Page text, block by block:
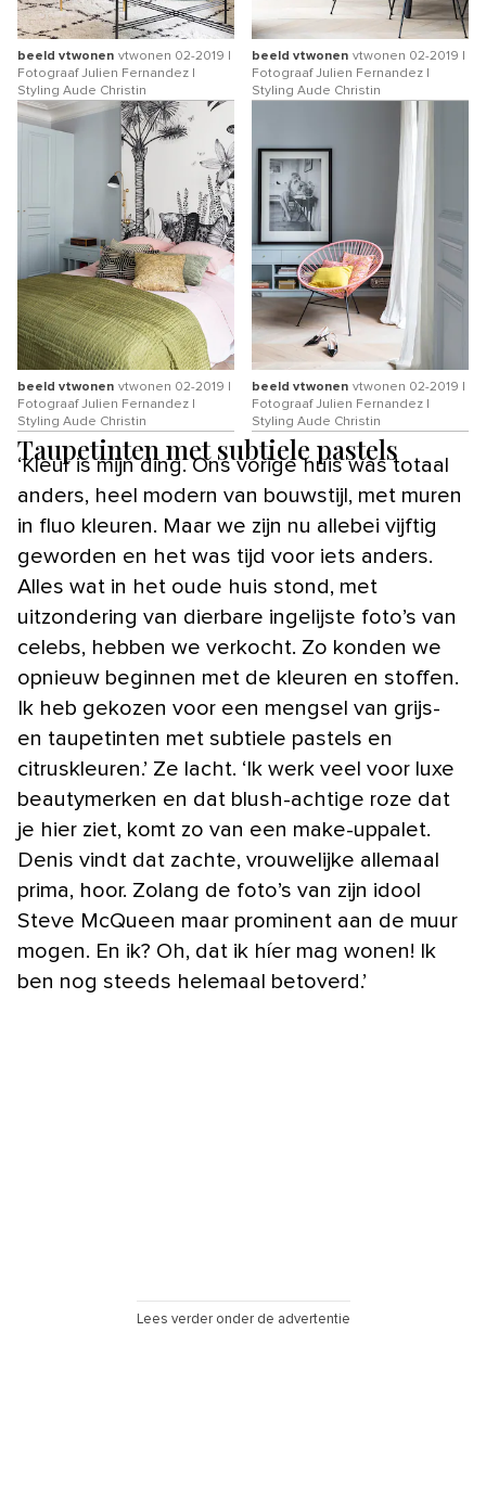
beeld vtwonen vtwonen 02-2019 |
Fotograaf Julien Fernandez |
Styling Aude Christin
beeld vtwonen vtwonen 02-2019 |
Fotograaf Julien Fernandez |
Styling Aude Christin
beeld vtwonen vtwonen 02-2019 |
Fotograaf Julien Fernandez |
Styling Aude Christin
beeld vtwonen vtwonen 02-2019 |
Fotograaf Julien Fernandez |
Styling Aude Christin
Taupetinten met subtiele pastels
‘Kleur is mijn ding. Ons vorige huis was totaal
anders, heel modern van bouwstijl, met muren
in fluo kleuren. Maar we zijn nu allebei vijftig
geworden en het was tijd voor iets anders.
Alles wat in het oude huis stond, met
uitzondering van dierbare ingelijste foto’s van
celebs, hebben we verkocht. Zo konden we
opnieuw beginnen met de kleuren en stoffen.
Ik heb gekozen voor een mengsel van grijs-
en taupetinten met subtiele pastels en
citruskleuren.’ Ze lacht. ‘Ik werk veel voor luxe
beautymerken en dat blush-achtige roze dat
je hier ziet, komt zo van een make-uppalet.
Denis vindt dat zachte, vrouwelijke allemaal
prima, hoor. Zolang de foto’s van zijn idool
Steve McQueen maar prominent aan de muur
mogen. En ik? Oh, dat ik híer mag wonen! Ik
ben nog steeds helemaal betoverd.’
Lees verder onder de advertentie